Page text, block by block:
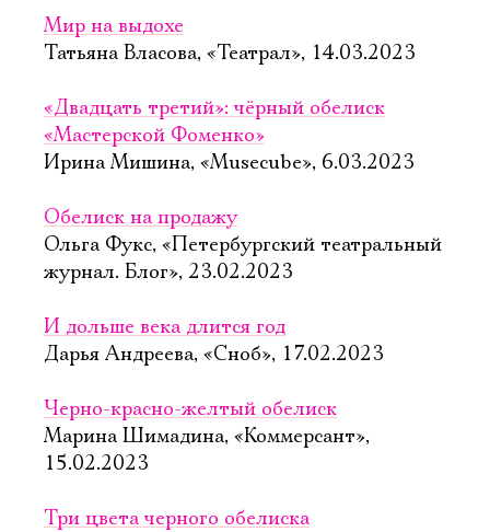
Мир на выдохе
Татьяна Власова, «Театрал», 14.03.2023
«Двадцать третий»: чёрный обелиск
«Мастерской Фоменко»
Ирина Мишина, «Musecube», 6.03.2023
Обелиск на продажу
Ольга Фукс, «Петербургский театральный
журнал. Блог», 23.02.2023
И дольше века длится год
Дарья Андреева, «Сноб», 17.02.2023
Черно-красно-желтый обелиск
Марина Шимадина, «Коммерсант»,
15.02.2023
Три цвета черного обелиска